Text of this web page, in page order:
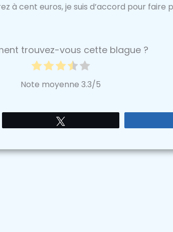
à cent euros, je suis d’accord pour faire
trouvez-vous cette blague ?
Note moyenne 3.3/5